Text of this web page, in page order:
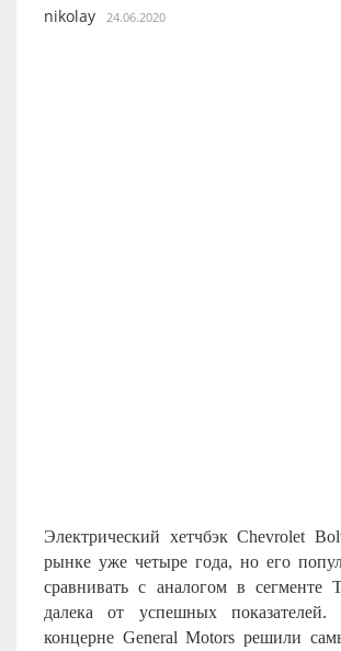
nikolay 24.06.2020
Электрический хетчбэк Chevrolet
рынке уже четыре года, но его
сравнивать с аналогом в сегменте
далека от успешных
концерне General Motors решили